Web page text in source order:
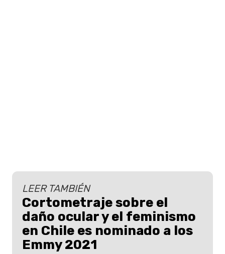
LEER TAMBIÉN
Cortometraje sobre el
daño ocular y el feminismo
en Chile es nominado a los
Emmy 2021